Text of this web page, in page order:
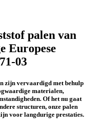
Deze
optie
kan
gekozen
de
productpagina
kan
palen van
Europese
03
zijn vervaardigd met behulp
materialen,
Of het nu gaat
structuren, onze palen
voor langdurige prestaties.